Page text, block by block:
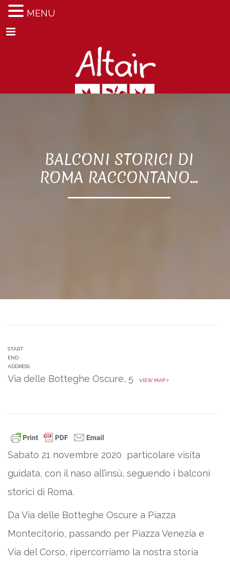
Menu
BALCONI STORICI DI
ROMA RACCONTANO...
START
END
ADDRESS
Via delle Botteghe Oscure, 5 VIEW MAP
Sabato 21 novembre 2020 particolare visita
guidata, con il naso all’insù, seguendo i balconi
storici di Roma.
Da Via delle Botteghe Oscure a Piazza
Montecitorio, passando per Piazza Venezia e
Via del Corso, ripercorriamo la nostra storia
MENU